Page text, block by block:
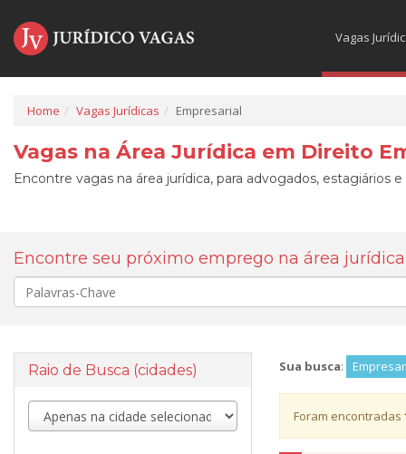
Vagas
Home Vagas Jurídicas Empresarial
Vagas na Área Jurídica em Direito
Encontre vagas na área jurídica, para advogados, estagiários
Encontre seu próximo emprego na área jurídica
Palavra-
chave
Raio de Busca (cidades) Sua busca:
Foram encontradas